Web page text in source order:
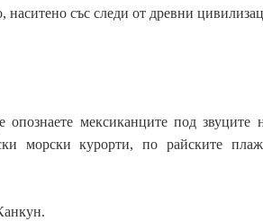
наситено със следи от древни
мексиканците под звуците
морски курорти, по райските